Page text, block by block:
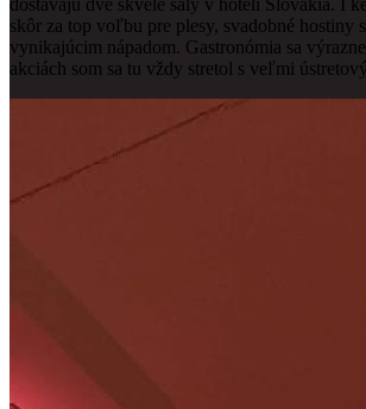
skôr za top voľbu pre plesy, svadobné hostiny
vynikajúcim nápadom. Gastronómia sa
akciách som sa tu vždy stretol s veľmi